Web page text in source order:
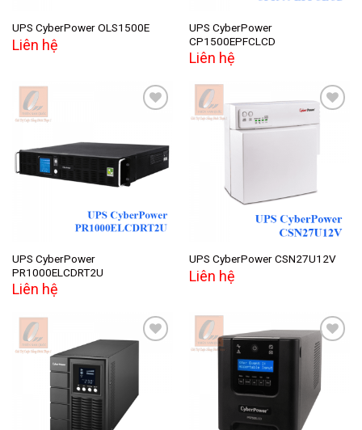
UPS CyberPower OLS1500E
Liên hệ
UPS CyberPower
CP1500EPFCLCD
Liên hệ
Add to
wishlist
UPS CyberPower
PR1000ELCDRT2U
Liên hệ
UPS CyberPower CSN27U12V
Liên hệ
wishlist
Add to
wishlist